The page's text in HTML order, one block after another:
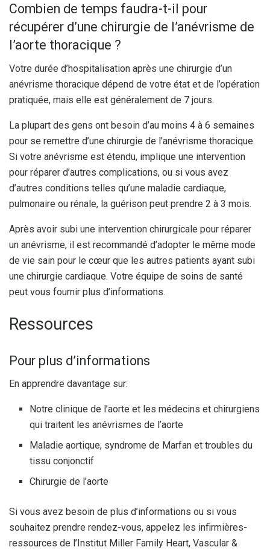
Combien de temps faudra-t-il pour
récupérer d’une chirurgie de l’anévrisme de
l’aorte thoracique ?
Votre durée d’hospitalisation après une chirurgie d’un
anévrisme thoracique dépend de votre état et de l’opération
pratiquée, mais elle est généralement de 7 jours.
La plupart des gens ont besoin d’au moins 4 à 6 semaines
pour se remettre d’une chirurgie de l’anévrisme thoracique.
Si votre anévrisme est étendu, implique une intervention
pour réparer d’autres complications, ou si vous avez
d’autres conditions telles qu’une maladie cardiaque,
pulmonaire ou rénale, la guérison peut prendre 2 à 3 mois.
Après avoir subi une intervention chirurgicale pour réparer
un anévrisme, il est recommandé d’adopter le même mode
de vie sain pour le cœur que les autres patients ayant subi
une chirurgie cardiaque. Votre équipe de soins de santé
peut vous fournir plus d’informations.
Ressources
Pour plus d’informations
En apprendre davantage sur:
Notre clinique de l’aorte et les médecins et chirurgiens
qui traitent les anévrismes de l’aorte
Maladie aortique, syndrome de Marfan et troubles du
tissu conjonctif
Chirurgie de l’aorte
Si vous avez besoin de plus d’informations ou si vous
souhaitez prendre rendez-vous, appelez les infirmières-
ressources de l’Institut Miller Family Heart, Vascular &